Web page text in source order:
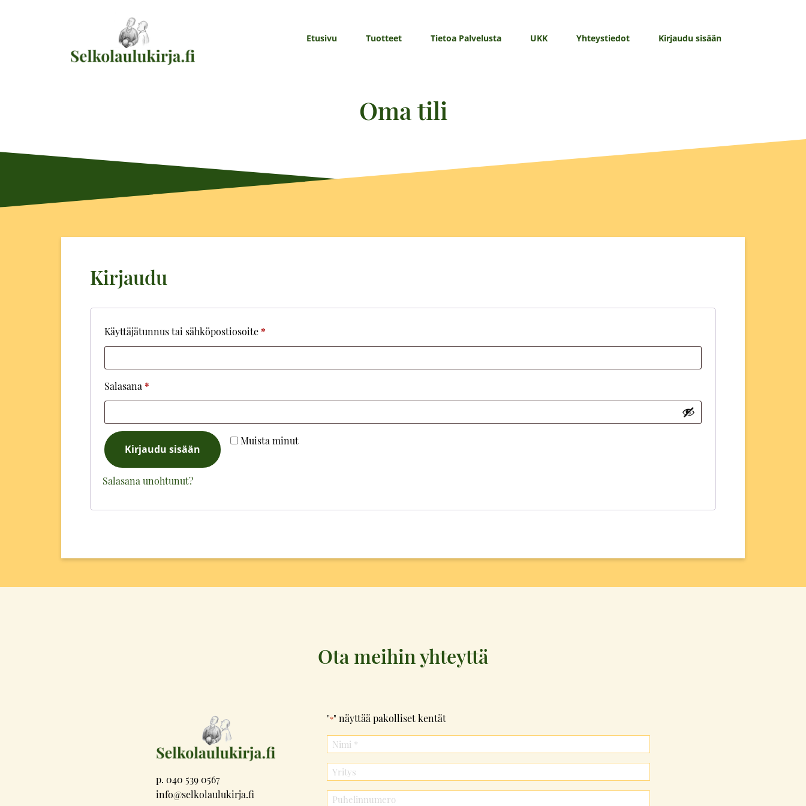
Etusivu Tuotteet Tietoa Palvelusta UKK Yhteystiedot Kirjaudu sisään
Oma tili
Kirjaudu
Käyttäjätunnus tai sähköpostiosoite *
Salasana *
Muista minut
Kirjaudu sisään
Salasana unohtunut?
Ota meihin yhteyttä
p. 040 539 0567
info@selkolaulukirja.fi
"*" näyttää pakolliset kentät